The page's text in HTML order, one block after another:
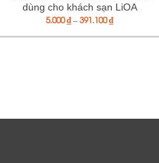
dùng cho khách sạn LiOA
5.000₫–391.100₫Khoảng
giá:
từ